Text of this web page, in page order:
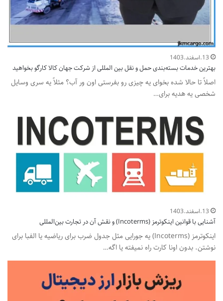
13.اسفند.1403
بهترین خدمات بسته‌بندی حمل و نقل بین المللی از شرکت جهان کالا کارگو بخواهید
اصلاً تا حالا شده بخوای یه چیزی رو بفرستی اون ور آب؟ مثلاً یه سری وسایل
شخصی یه هدیه برای…
13.اسفند.1403
آشنایی با قوانین اینکوترمز (Incoterms) و نقش آن در تجارت بین‌المللی
اینکوترمز (Incoterms) یه جورایی مثل جدول ضرب برای ریاضیه یا الفبا برای
نوشتن. بدون اونا کارت راه نمیفته یا اگه…